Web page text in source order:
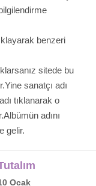
benzeri
sitede bu
sanatçı adı
tıklanarak o
adını
gelir.
Ocak